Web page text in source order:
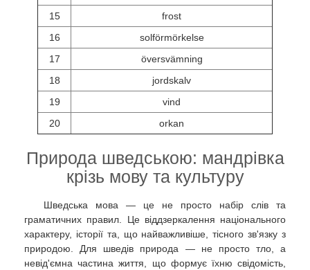
15
frost
16
solförmörkelse
17
översvämning
18
jordskalv
19
vind
20
orkan
Природа шведською: мандрівка
крізь мову та культуру
Шведська мова — це не просто набір слів та
граматичних правил. Це віддзеркалення національного
характеру, історії та, що найважливіше, тісного зв'язку з
природою. Для шведів природа — не просто тло, а
невід'ємна частина життя, що формує їхню свідомість,